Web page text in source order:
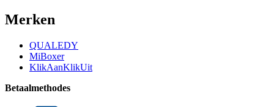
Merken
QUALEDY
MiBoxer
KlikAanKlikUit
Betaalmethodes